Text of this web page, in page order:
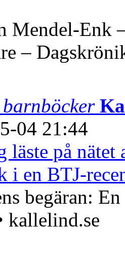
Mendel-Enk
–
04 21:44
på nätet
i en BTJ-
begäran:
kallelind.se